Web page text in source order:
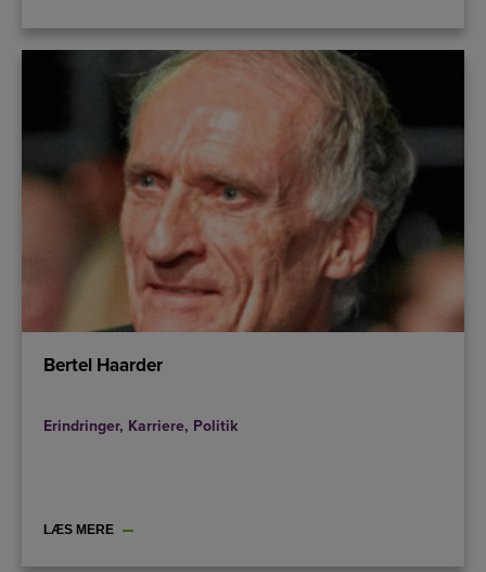
Bertel Haarder
Erindringer, Karriere, Politik
LÆS MERE